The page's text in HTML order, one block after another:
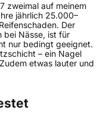
zweimal auf meinem
jährlich 25.000–
Der
bei Nässe, ist für
nur bedingt geeignet.
– ein Nagel
etwas lauter und